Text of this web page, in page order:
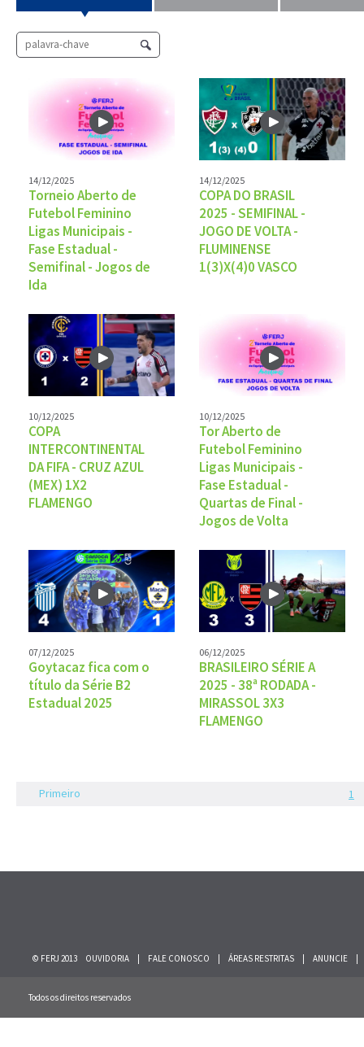
14/12/2025
Torneio Aberto de
Futebol Feminino
Ligas Municipais -
Fase Estadual -
Semifinal - Jogos de
Ida
14/12/2025
COPA DO BRASIL
2025 - SEMIFINAL -
JOGO DE VOLTA -
FLUMINENSE
1(3)X(4)0 VASCO
10/12/2025
COPA
INTERCONTINENTAL
DA FIFA - CRUZ AZUL
(MEX) 1X2
FLAMENGO
10/12/2025
Tor Aberto de
Futebol Feminino
Ligas Municipais -
Fase Estadual -
Quartas de Final -
Jogos de Volta
07/12/2025
Goytacaz fica com o
título da Série B2
Estadual 2025
06/12/2025
BRASILEIRO SÉRIE A
2025 - 38ª RODADA -
MIRASSOL 3X3
FLAMENGO
Primeiro 1
© FERJ 2013 OUVIDORIA FALE CONOSCO ÁREAS RESTRITAS ANUNCIE
Todos os direitos reservados